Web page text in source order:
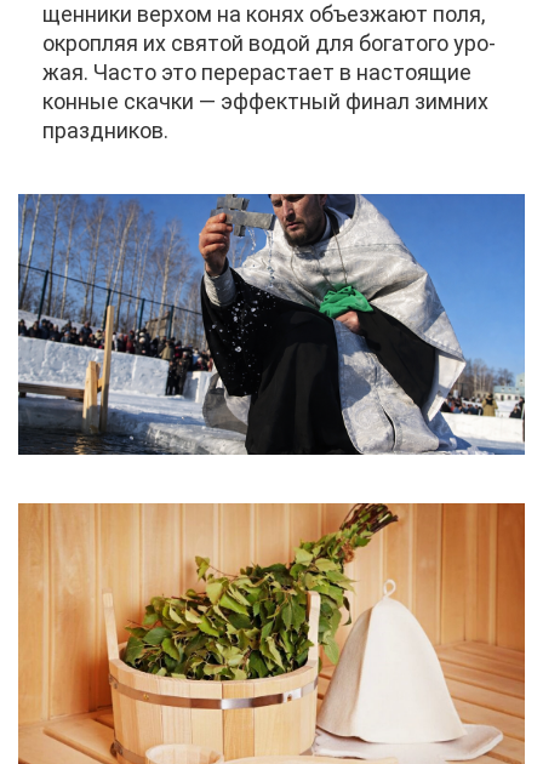
щен­ни­ки вер­хом на ко­нях объ­ез­жа­ют по­ля,
окроп­ляя их свя­той во­дой для бо­га­то­го уро­
жая. Ча­сто это пе­ре­рас­та­ет в на­сто­я­щие
кон­ные скач­ки — эф­фект­ный фи­нал зим­них
празд­ни­ков.